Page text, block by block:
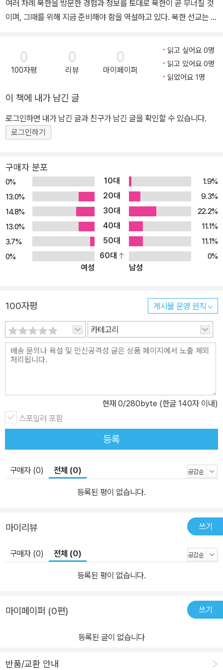
폐함을 초래해 온 사실에 눈뜨게 되었다. 동시대를 살았던 신학자들
중에는 R. C. 스프로울(R. C. Sproul, 1939-2017)을 가장 좋아하
신학의 넓이와 높이와 깊이를 계속 배우고 있다. 또한 목사로서 신조
및 교리문답 연구에도 노력하고 있다. 저서로 중생 교리 2부작 『중생
이란 무엇인가』, 『이것이 중생이다』(이상 부흥과개혁사), 역서로 『장
사), 『바빙크의 중생론』, 『알미니우스주의』(이상 CLC), 편역서로
『구원 지식의 핵심』(생명의말씀사), 『개혁주의 표준 설교법』(라틴어
직역), 『바빙크 시대의 신학과 교회』, 『세상을 개혁하는 개혁 신앙』
여러 차례 북한을 방문한 경험과 정보를 토대로 북한이 곧 무너질 것
이며, 그때를 위해 지금 준비해야 함을 역설하고 있다. 북한 선교는 북
께서 그들을 얼마나 사랑하시는지 깨닫는 데서 출발한다. 특히 저자
들은 의심 많던 ‘모세 세대’와 믿음으로 가나안 땅을 정복한 ‘여호수아
세대’를 비교하면서, 북한 선교를 위해 우리에게 진정 필요한 것―사
북한의 변화에 대해서는 세 가지 가능성, 즉 ‘무변화’, ‘점진적인 변화’,
‘갑작스런 변화’를 생각해 볼 수 있다. 무변화를 주장하는 사람들은 앞
으로 30～40년 내에 북한 정권에 변화가 없을 거라고 하고, 점진적
인 변화를 주장하는 사람들은 중국을 모델 삼아 북한도 중국처럼 점
지정학적 판세가 급속도로 변하고 있고, 김정일의 건강이 악화되고
있는 것 등을 생각하면 무변화 주장은 타당성이 없어 보인다. 또 북한
의 정치적 변화와는 다르게 북한은 지난 수십 년간 경제적으로 그다
지 변화하지 않았는데, 북한은 중국처럼 서서히 변화하기보다는 소련
과 같이 급격하게 변화할 것으로 보인다. 저자들은 미국이 북한을 공
격하거나 북한이 남한을 공격함으로써 전쟁이 일어날 수 있다는 점
과, 북한의 경제적인 빈곤과 대중의 불만으로 자체 붕괴할 가능성에
무게를 두어 설명하고 있다. 북한에 통일교가 들어가 있다? 통일교
한 관심이 있다. 통일교는 이미 남포에 평화자동차회사를 건설했고,
백화점과 자동차 전시장은 물론 평양에 통일교회를 세웠다. 하지만
통일교가 이처럼 북한 내부에 영향을 끼치고 뛰어드는 이 시점에 교
회는 아무런 준비도 못 하고 있다. 북한이 무너져 우리가 기독교를 전
하러 들어갔을 때, 북한 주민들이 통일교가 기독교를 대표하는 것으
로 여기며 참 기독교를 거짓 종교라고 하면 어떻게 할 것인가? 통일
비해야 한다. 북한 선교는 북한이 개방될 때 할 일이다? 사람들은 지
금 당장이라도 북한을 위한 선교 사역에 참여할 수 있다는 사실에 놀
란다. 어떤 사람들은 북한이 닫힌 나라이기 때문에 북한 선교에 참여
하려면 북한이 열릴 때까지 기다려야 한다고 생각한다. 하지만 북한
을 위한 선교 사역은 지금도 진행되고 있으며, 인력과 자원을 필요로
한다. 북한 선교 사역을 위한 전략적 지역으로 다음 6개 영역을 들 수
있다. -북한 내부: 나진, 평양, 금강 그리고 개성에서 기독교 사역이
회와 단체가 사역하고 있다. -일본: 조총련 안에서 개척 사역이 일어
나고 있다. -러시아와 이웃 나라: 북한 난민들과 노동자들 가운데 선
교 사역이 일어나고 있다. -미국, 캐나다, 멕시코: 점점 더 많은 사람
들이 멕시코와 캐나다를 통해 미국으로 들어가고 있다. 북한 선교를
그곳에 들어갔다. 우리는 ‘여호수아 세대’의 교훈을 통해 북한 선교를
위한 네 가지 태도―사랑, 겸손, 믿음, 순종―를 배울 수 있다. 먼저
하나님의 사랑을 체험하고 하나님께서 북한을 얼마나 사랑하시는지
라 하나님의 계획대로 북한 선교가 이루어질 수 있도록 내 생각과 내
0
100자평
0
리뷰
0
마이페이퍼
읽고 싶어요 0명
읽고 있어요 0명
읽었어요 1명
이 책에 내가 남긴 글
로그인하면 내가 남긴 글과 친구가 남긴 글을 확인할 수 있습니다.
로그인하기
구매자 분포
0% 10대
1.9%
13.0%
20대
9.3%
14.8%
30대
22.2%
13.0%
40대
11.1%
3.7%
50대
11.1%
0%
60대
0%
여성
남성
100자평 게시물 운영 원칙
카테고리
현재 0/280byte (한글 140자 이내)
스포일러 포함
등록
구매자 (0) 전체 (0)
등록된 평이 없습니다.
마이리뷰 쓰기
구매자 (0) 전체 (0)
등록된 평이 없습니다.
마이페이퍼 (0편) 쓰기
등록된 글이 없습니다
반품/교환 안내